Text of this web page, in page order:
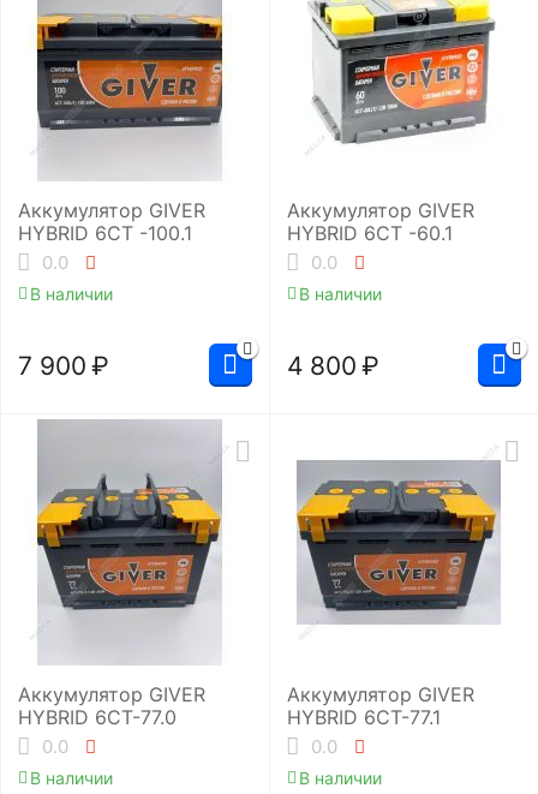
Аккумулятор GIVER
HYBRID 6CT -100.1
0.0
В наличии
7 900 ₽
Аккумулятор GIVER
HYBRID 6СТ -60.1
0.0
В наличии
4 800 ₽
Аккумулятор GIVER
HYBRID 6СТ-77.0
0.0
В наличии
Аккумулятор GIVER
HYBRID 6СТ-77.1
0.0
В наличии